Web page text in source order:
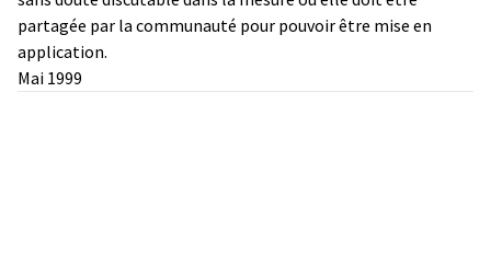
partagée par la communauté pour pouvoir être mise en
application.
Mai 1999